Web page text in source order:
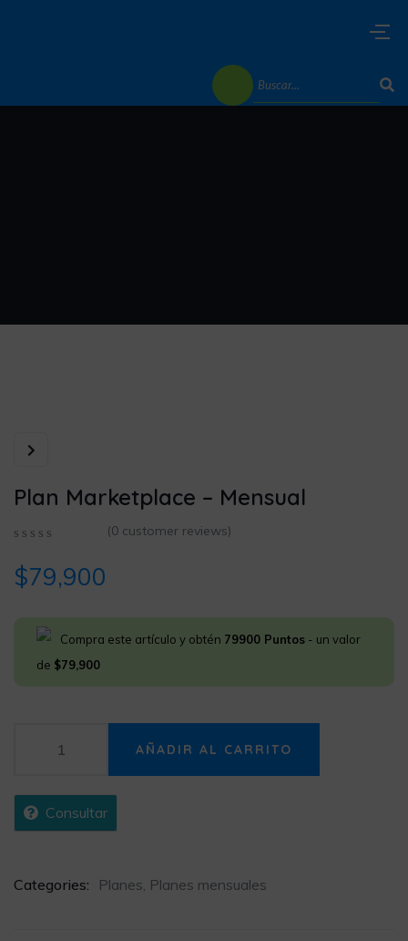
Plan Marketplace – Mensual
out
of
customer
(0 customer reviews)
$79,900
Compra este artículo y obtén 79900 Puntos - un valor
de $79,900
AÑADIR AL CARRITO
Consultar
Categories: Planes, Planes mensuales